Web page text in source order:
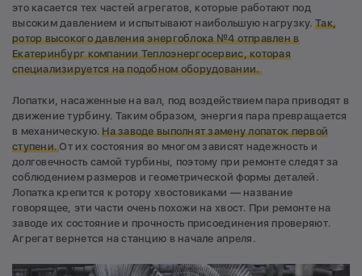
это касается тех частей агрегатов, которые работают под
высоким давлением и испытывают наибольшую нагрузку.Так,
ротор высокого давления энергоблока №4 отправлен в
Екатеринбург компании Теплоэнергосервис, которая
специализируется на подобном оборудовании.
Лопатки, насаженные на вал, под воздействием пара приводят в
движение турбину. Таким образом, энергия пара превращается
в механическую.На заводе выполнят замену лопаток первой
ступени.От их состояния во многом зависят надежность и
долговечность самой турбины, поэтому при ремонте следят за
соблюдением размеров и геометрической формы деталей.
Лопатка крепится к ротору хвостовиками — название
говорящее, эти части очень похожи на хвост. При ремонте на
заводе их состояние и прочность присоединения проверяют.
Агрегат вернется на станцию в начале апреля.